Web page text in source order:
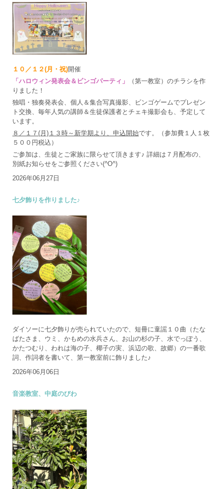
１０／１２(月・祝)開催
「ハロウィン発表会＆ビンゴパーティ」
（第一教室）のチラシを作
りました！
独唱・独奏発表会、個人＆集合写真撮影、ビンゴゲームでプレゼン
ト交換、毎年人気の講師＆生徒保護者とチェキ撮影会も、予定して
います。
８／１７(月)１３時～新学期より、申込開始です。（参加費１人１枚
５００円税込）
ご参加は、生徒とご家族に限らせて頂きます♪ 詳細は７月配布の、
別紙お知らせをご参照ください(^O^)
2026年06月27日
七夕飾りを作りました♪
ダイソーに七夕飾りが売られていたので、短冊に童謡１０曲（たな
ばたさま、ウミ、かもめの水兵さん、お山の杉の子、水でっぽう、
かたつむり、われは海の子、椰子の実、浜辺の歌、故郷）の一番歌
詞、作詞者を書いて、第一教室前に飾りました♪
2026年06月06日
音楽教室、中庭のびわ